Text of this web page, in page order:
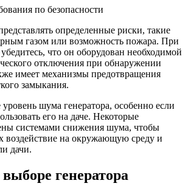
по безопасности
определенные риски, такие
газом или возможность пожара. При
что он оборудован необходимой
отключения при обнаружении
имеет механизмы предотвращения
замыкания.
шума генератора, особенно если
его на даче. Некоторые
системами снижения шума, чтобы
воздействие на окружающую среду и
дачи.
генератора